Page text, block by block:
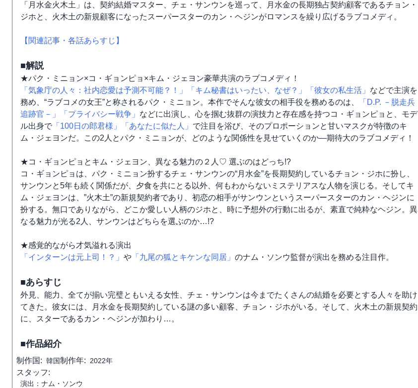
「月水金火木土」は、契約結婚マスター、チェ・サンウンを巡って、月水金の長期独占契約顧客であるチョン・
ジホと、火木土の新規顧客になったスーパースターのカン・ヘジンがロマンスを繰り広げるラブコメディ。
【関連記事・各話あらすじ】
■解説
★パク・ミニョン×コ・ギョンピョ×キム・ジェヨン豪華共演のラブコメディ！
「気象庁の人々：社内恋愛は予測不可能？！」
「キム秘書はいったい、なぜ？」 「彼女の私生活」 などで主演を
務め、“ラブコメの女王”と称されるパク・ミニョン。本作でそんな彼女の相手役を務めるのは、
「D.P. －脱走兵
追跡官－」
「プライバシー戦争」 などに出演し、心を掴む抜群の演技力と存在感を持つコ・ギョンピョと、モデ
ル出身で 「100日の郎君様」 「あなたに似た人」 で注目を浴び、そのプロポーションと甘いマスクが特徴のキ
ム・ジェヨンだ。この2人とパク・ミニョンが、どのような関係性を見せていくのか―期待大のラブコメディ！
★コ・ギョンピョとキム・ジェヨン、異なる魅力の２人♡ 選ぶのはどっち!?
コ・ギョンピョは、パク・ミニョン扮するチェ・サンウンの“月水金”を長期契約しているチョン・ジホに扮し、
サンウンと5年も続く関係だが、夕食を共にとる以外、何もわからないミステリアスな人物を演じる。そしてキ
ム・ジェヨンは、”火木土”の新規契約者であり、初恋の相手がサンウンというスーパースターのカン・ヘジンに
扮する。無口でありながら、どこか愛しい人柄のジホと、時に予想外の行動に出るが、素直で純粋なヘジン。異
なる魅力が光る2人、サンウンはどちらを選ぶのか…!?
★感覚的ながら才気溢れる演出
「インターンは元上司！？」 や 「九尾の狐とキケンな同居」 のナム・ソンウ監督が演出を務める注目作。
■あらすじ
外見、能力、全てが揃い完璧ともいえる女性、チェ・サンウンは今までたくさんの結婚を必要とする人々を助け
てきた。彼女には、月水金を長期契約している謎の多い顧客、チョン・ジホがいる。そして、火木土の新規契約
に、スターであるカン・ヘジンが加わり…。
■作品紹介
制作国: 韓国制作年: 2022年
スタッフ:
演出：ナム・ソンウ